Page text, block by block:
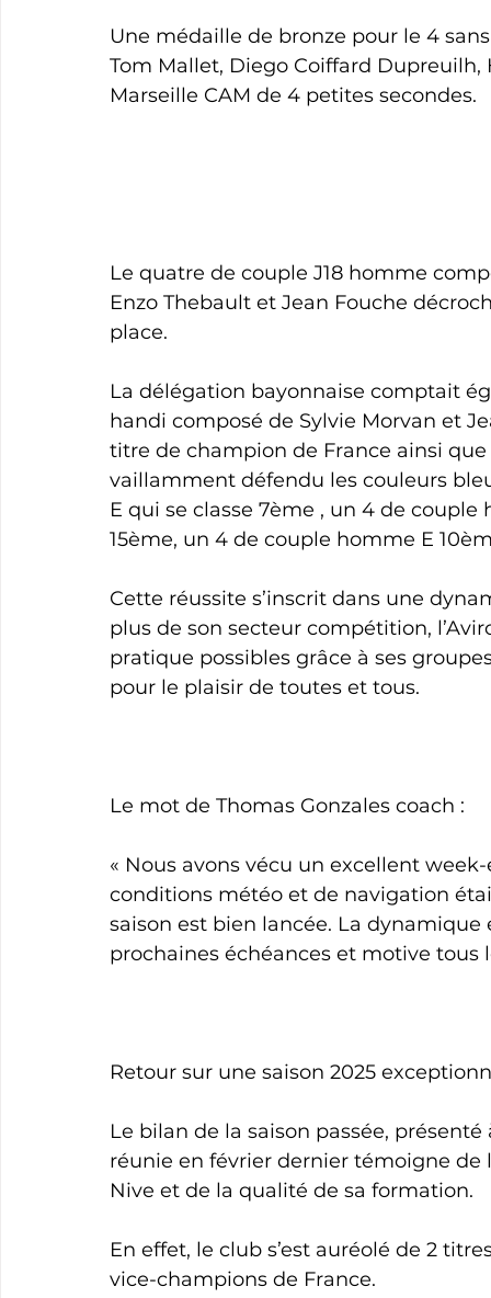
Une médaille de bronze pour le 4
Tom Mallet, Diego Coiffard
Marseille CAM de 4 petites secondes.
Le quatre de couple J18 homme
Enzo Thebault et Jean Fouche
place.
La délégation bayonnaise comptait
handi composé de Sylvie Morvan et
titre de champion de France ainsi
vaillamment défendu les couleurs
E qui se classe 7ème , un 4 de
15ème, un 4 de couple homme E
Cette réussite s’inscrit dans une
plus de son secteur compétition,
pratique possibles grâce à ses
pour le plaisir de toutes et tous.
Le mot de Thomas Gonzales coach :
« Nous avons vécu un excellent
conditions météo et de navigation
saison est bien lancée. La
prochaines échéances et motive tous
Retour sur une saison 2025
Le bilan de la saison passée, présenté
réunie en février dernier témoigne
Nive et de la qualité de sa formation.
En effet, le club s’est auréolé de 2
vice-champions de France.